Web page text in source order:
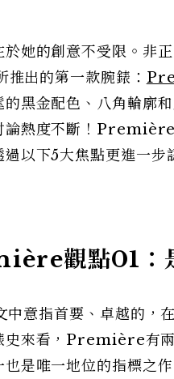
她的創意不受限。非
出的第一款腕錶：
黑金配色、八角輪廓
論熱度不斷！
以下5大焦點更進一步
觀點01：
意指首要、卓越的，
史來看，Première有
是唯一地位的指標之作